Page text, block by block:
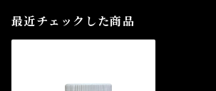
最近チェックした商品